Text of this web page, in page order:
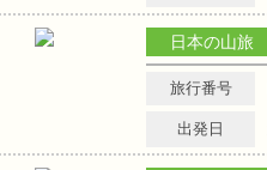
日本の山旅
旅行番号
出発日